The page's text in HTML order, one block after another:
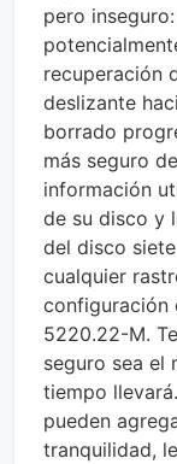
pero
recuperación
deslizante
borrado
más seguro
información
de su disco y
del disco
cualquier
configuración
5220.22-M.
seguro sea el
tiempo
pueden
tranquilidad,